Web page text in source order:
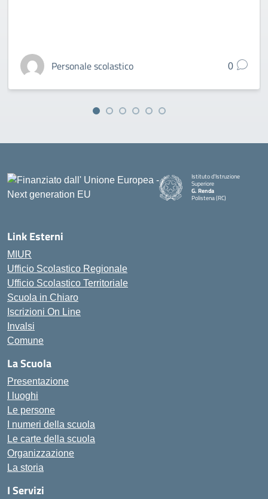
Personale scolastico 0
Istituto d'Istruzione
Superiore
G. Renda
Polistena (RC)
Link Esterni
MIUR
Ufficio Scolastico Regionale
Ufficio Scolastico Territoriale
Scuola in Chiaro
Iscrizioni On Line
Invalsi
Comune
La Scuola
Presentazione
I luoghi
Le persone
I numeri della scuola
Le carte della scuola
Organizzazione
La storia
I Servizi